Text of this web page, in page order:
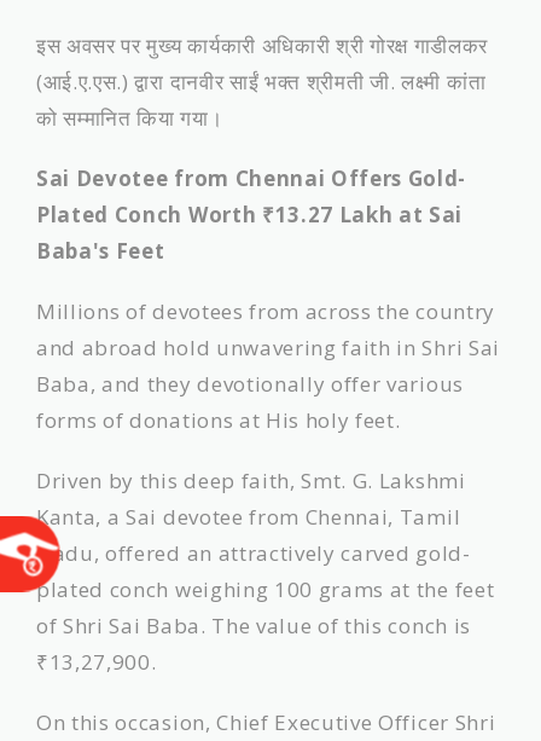
इस अवसर पर मुख्य कार्यकारी अधिकारी श्री गोरक्ष गाडीलकर
(आई.ए.एस.) द्वारा दानवीर साईं भक्त श्रीमती जी. लक्ष्मी कांता
को सम्मानित किया गया।
Sai Devotee from Chennai Offers Gold-
Plated Conch Worth ₹13.27 Lakh at Sai
Baba's Feet
​Millions of devotees from across the country
and abroad hold unwavering faith in Shri Sai
Baba, and they devotionally offer various
forms of donations at His holy feet.
Driven by this deep faith, Smt. G. Lakshmi
Kanta, a Sai devotee from Chennai, Tamil
Nadu, offered an attractively carved gold-
plated conch weighing 100 grams at the feet
of Shri Sai Baba. The value of this conch is
₹13,27,900.
On this occasion, Chief Executive Officer Shri